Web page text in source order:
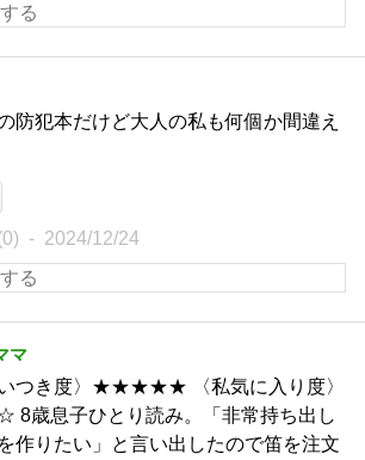
防犯本だけど大人の私も何個か間違え
2024/12/24
マ
いつき度〉★★★★★ 〈私気に入り度〉
息子ひとり読み。「非常持ち出し
作りたい」と言い出したので笛を注文